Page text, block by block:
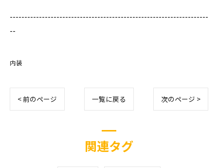
--------------------------------------------------------------------
--
内装
< 前のページ 一覧に戻る 次のページ >
関連タグ